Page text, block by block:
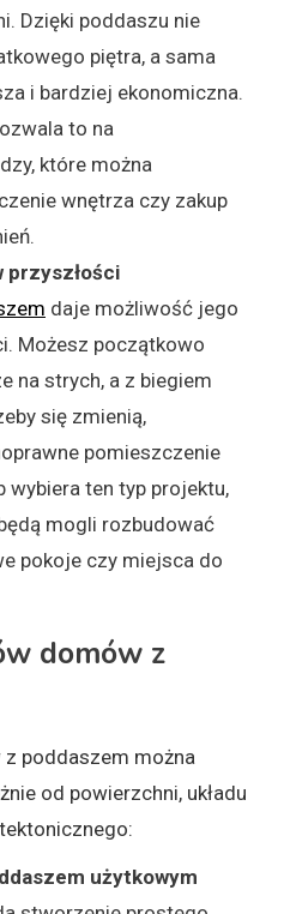
Dzięki poddaszu nie
piętra, a sama
i bardziej ekonomiczna.
to na
które można
wnętrza czy zakup
przyszłości
daje możliwość jego
Możesz początkowo
na strych, a z biegiem
się zmienią,
pomieszczenie
wybiera ten typ projektu,
mogli rozbudować
pokoje czy miejsca do
domów z
poddaszem można
od powierzchni, układu
użytkowym